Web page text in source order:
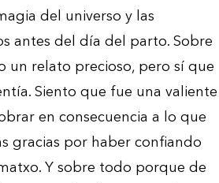
del universo y las
antes del día del parto. Sobre
un relato precioso, pero sí que
Siento que fue una valiente
en consecuencia a lo que
gracias por haber confiando
Y sobre todo porque de